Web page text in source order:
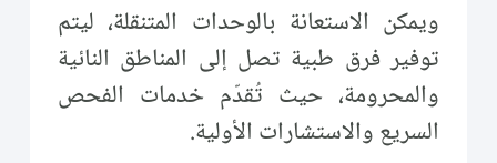
ويمكن الاستعانة بالوحدات المتنقلة، ليتم
توفير فرق طبية تصل إلى المناطق النائية
والمحرومة، حيث تُقدّم خدمات الفحص
السريع والاستشارات الأولية.